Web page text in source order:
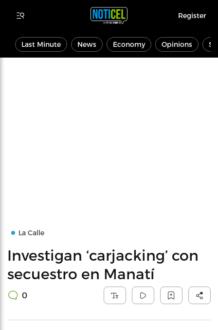
Register
Last Minute News Economy Opinions
La Calle
Investigan ‘carjacking’ con
secuestro en Manatí
0